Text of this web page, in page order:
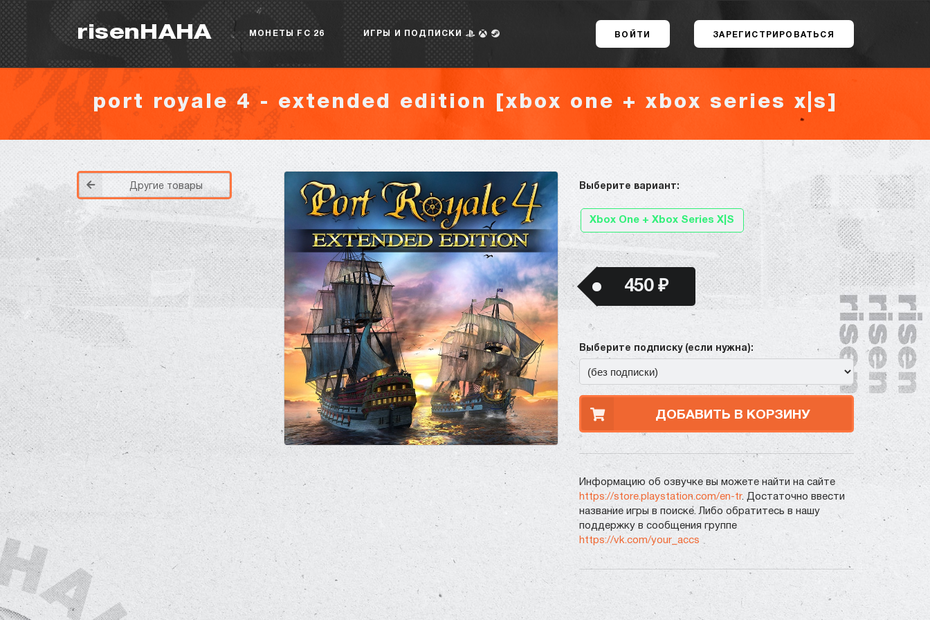
risenHAHA МОНЕТЫ FC 26 ИГРЫ И ПОДПИСКИ ВОЙТИ ЗАРЕГИСТРИРОВАТЬСЯ
port royale 4 - extended edition [xbox one + xbox series x|s]
Другие товары Выберите вариант:
Xbox One + Xbox Series X|S
450 ₽
Выберите подписку (если нужна):
ДОБАВИТЬ В КОРЗИНУ
Информацию об озвучке вы можете найти на сайте
https://store.playstation.com/en-tr. Достаточно ввести
название игры в поиске. Либо обратитесь в нашу
поддержку в сообщения группе
https://vk.com/your_accs